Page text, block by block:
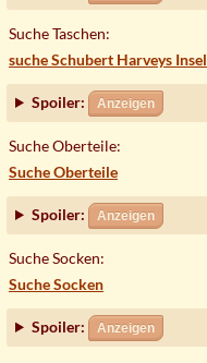
Suche Taschen:
suche Schubert Harveys Insel
Spoiler: Anzeigen
Suche Oberteile:
Suche Oberteile
Spoiler: Anzeigen
Suche Socken:
Suche Socken
Spoiler: Anzeigen